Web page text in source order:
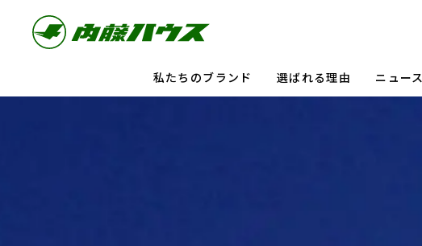
私たちのブランド 選ばれる理由 ニュース